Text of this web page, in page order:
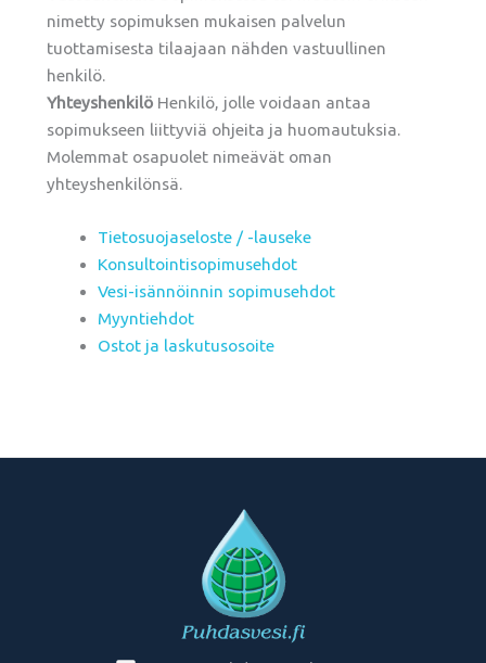
Tietosuojaseloste / -lauseke
Konsultointisopimusehdot
Vesi-isännöinnin sopimusehdot
Myyntiehdot
Ostot ja laskutusosoite
nimetty sopimuksen mukaisen palvelun
tuottamisesta tilaajaan nähden vastuullinen
henkilö.
Yhteyshenkilö Henkilö, jolle voidaan antaa
sopimukseen liittyviä ohjeita ja huomautuksia.
Molemmat osapuolet nimeävät oman
yhteyshenkilönsä.